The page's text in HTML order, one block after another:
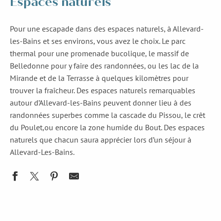
Pour une escapade dans des espaces naturels, à Allevard-
les-Bains et ses environs, vous avez le choix. Le parc
thermal pour une promenade bucolique, le massif de
Belledonne pour y faire des randonnées, ou les lac de la
Mirande et de la Terrasse à quelques kilomètres pour
trouver la fraîcheur. Des espaces naturels remarquables
autour d’Allevard-les-Bains peuvent donner lieu à des
randonnées superbes comme la cascade du Pissou, le crêt
du Poulet,ou encore la zone humide du Bout. Des espaces
naturels que chacun saura apprécier lors d’un séjour à
Allevard-Les-Bains.